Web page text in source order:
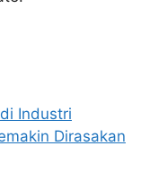
Industri
Dirasakan